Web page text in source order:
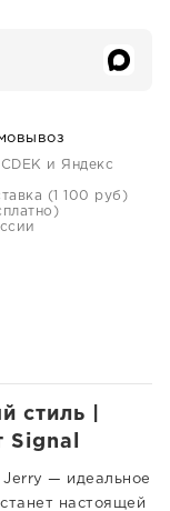
и Яндекс
(1 100 руб)
стиль |
Signal
— идеальное
настоящей